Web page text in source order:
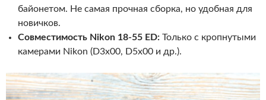
байонетом. Не самая прочная сборка, но удобная для
новичков.
Совместимость Nikon 18-55 ED: Только с кропнутыми
камерами Nikon (D3x00, D5x00 и др.).